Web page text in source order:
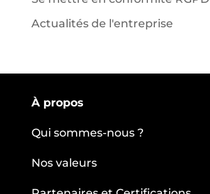
Actualités de l'entreprise
À propos
Qui sommes-nous ?
Nos valeurs